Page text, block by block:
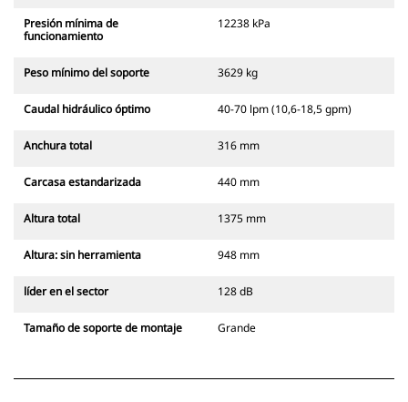
Presión mínima de
funcionamiento
12238 kPa
Peso mínimo del soporte 3629 kg
Caudal hidráulico óptimo 40-70 lpm (10,6-18,5 gpm)
Anchura total 316 mm
Carcasa estandarizada 440 mm
Altura total 1375 mm
Altura: sin herramienta 948 mm
líder en el sector 128 dB
Tamaño de soporte de montaje Grande